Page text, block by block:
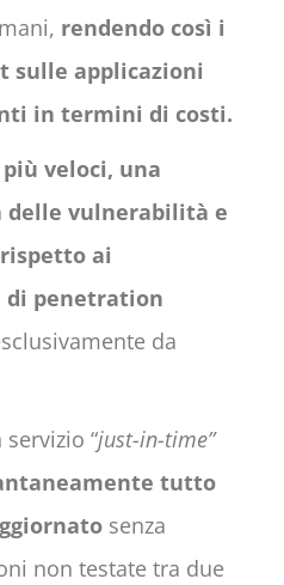
rendendo così i
sulle applicazioni
in termini di costi.
veloci, una
delle vulnerabilità e
ai
penetration
da
“just-in-time”
tutto
senza
non testate tra due